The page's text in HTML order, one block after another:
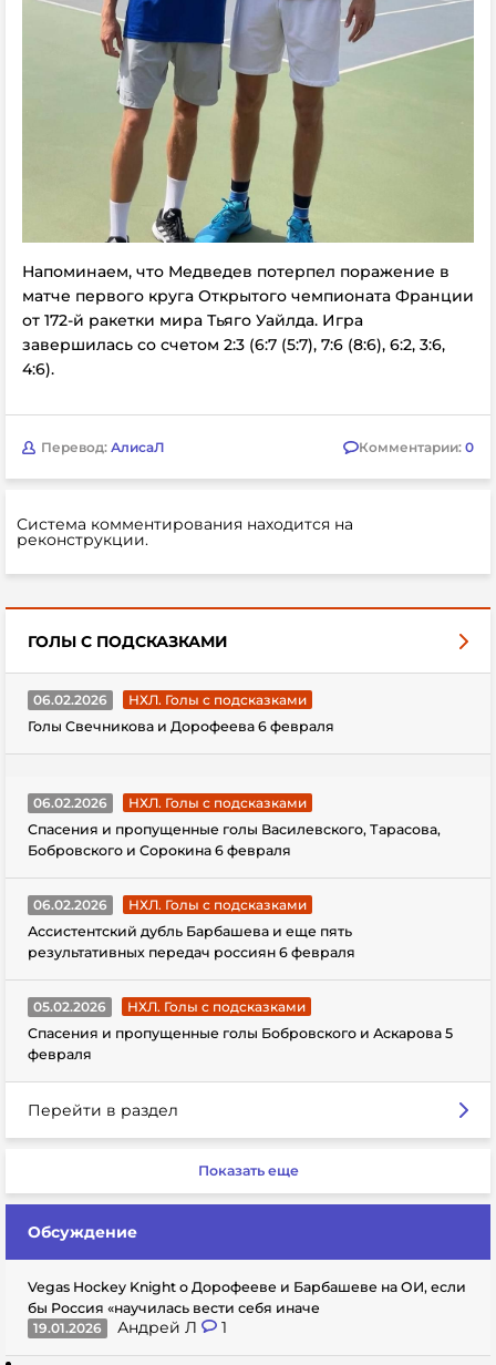
Напоминаем, что Медведев потерпел поражение в
матче первого круга Открытого чемпионата Франции
от 172-й ракетки мира Тьяго Уайлда. Игра
завершилась со счетом 2:3 (6:7 (5:7), 7:6 (8:6), 6:2, 3:6,
4:6).
Перевод: АлисаЛ Комментарии: 0
Система комментирования находится на
реконструкции.
ГОЛЫ С ПОДСКАЗКАМИ
06.02.2026
НХЛ. Голы с подсказками
Голы Свечникова и Дорофеева 6 февраля
06.02.2026
НХЛ. Голы с подсказками
Спасения и пропущенные голы Василевского, Тарасова,
Бобровского и Сорокина 6 февраля
06.02.2026
НХЛ. Голы с подсказками
Ассистентский дубль Барбашева и еще пять
результативных передач россиян 6 февраля
05.02.2026
НХЛ. Голы с подсказками
Спасения и пропущенные голы Бобровского и Аскарова 5
февраля
Перейти в раздел
Показать еще
Обсуждение
Vegas Hockey Knight о Дорофееве и Барбашеве на ОИ, если
бы Россия «научилась вести себя иначе
19.01.2026
Андрей Л 1